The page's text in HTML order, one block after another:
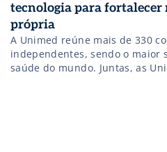
tecnologia para fortalecer
própria
A Unimed reúne mais de 330
independentes, sendo o maior
saúde do mundo. Juntas, as